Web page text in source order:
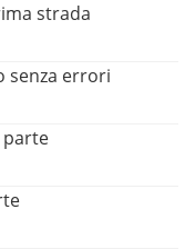
strada
senza errori
parte